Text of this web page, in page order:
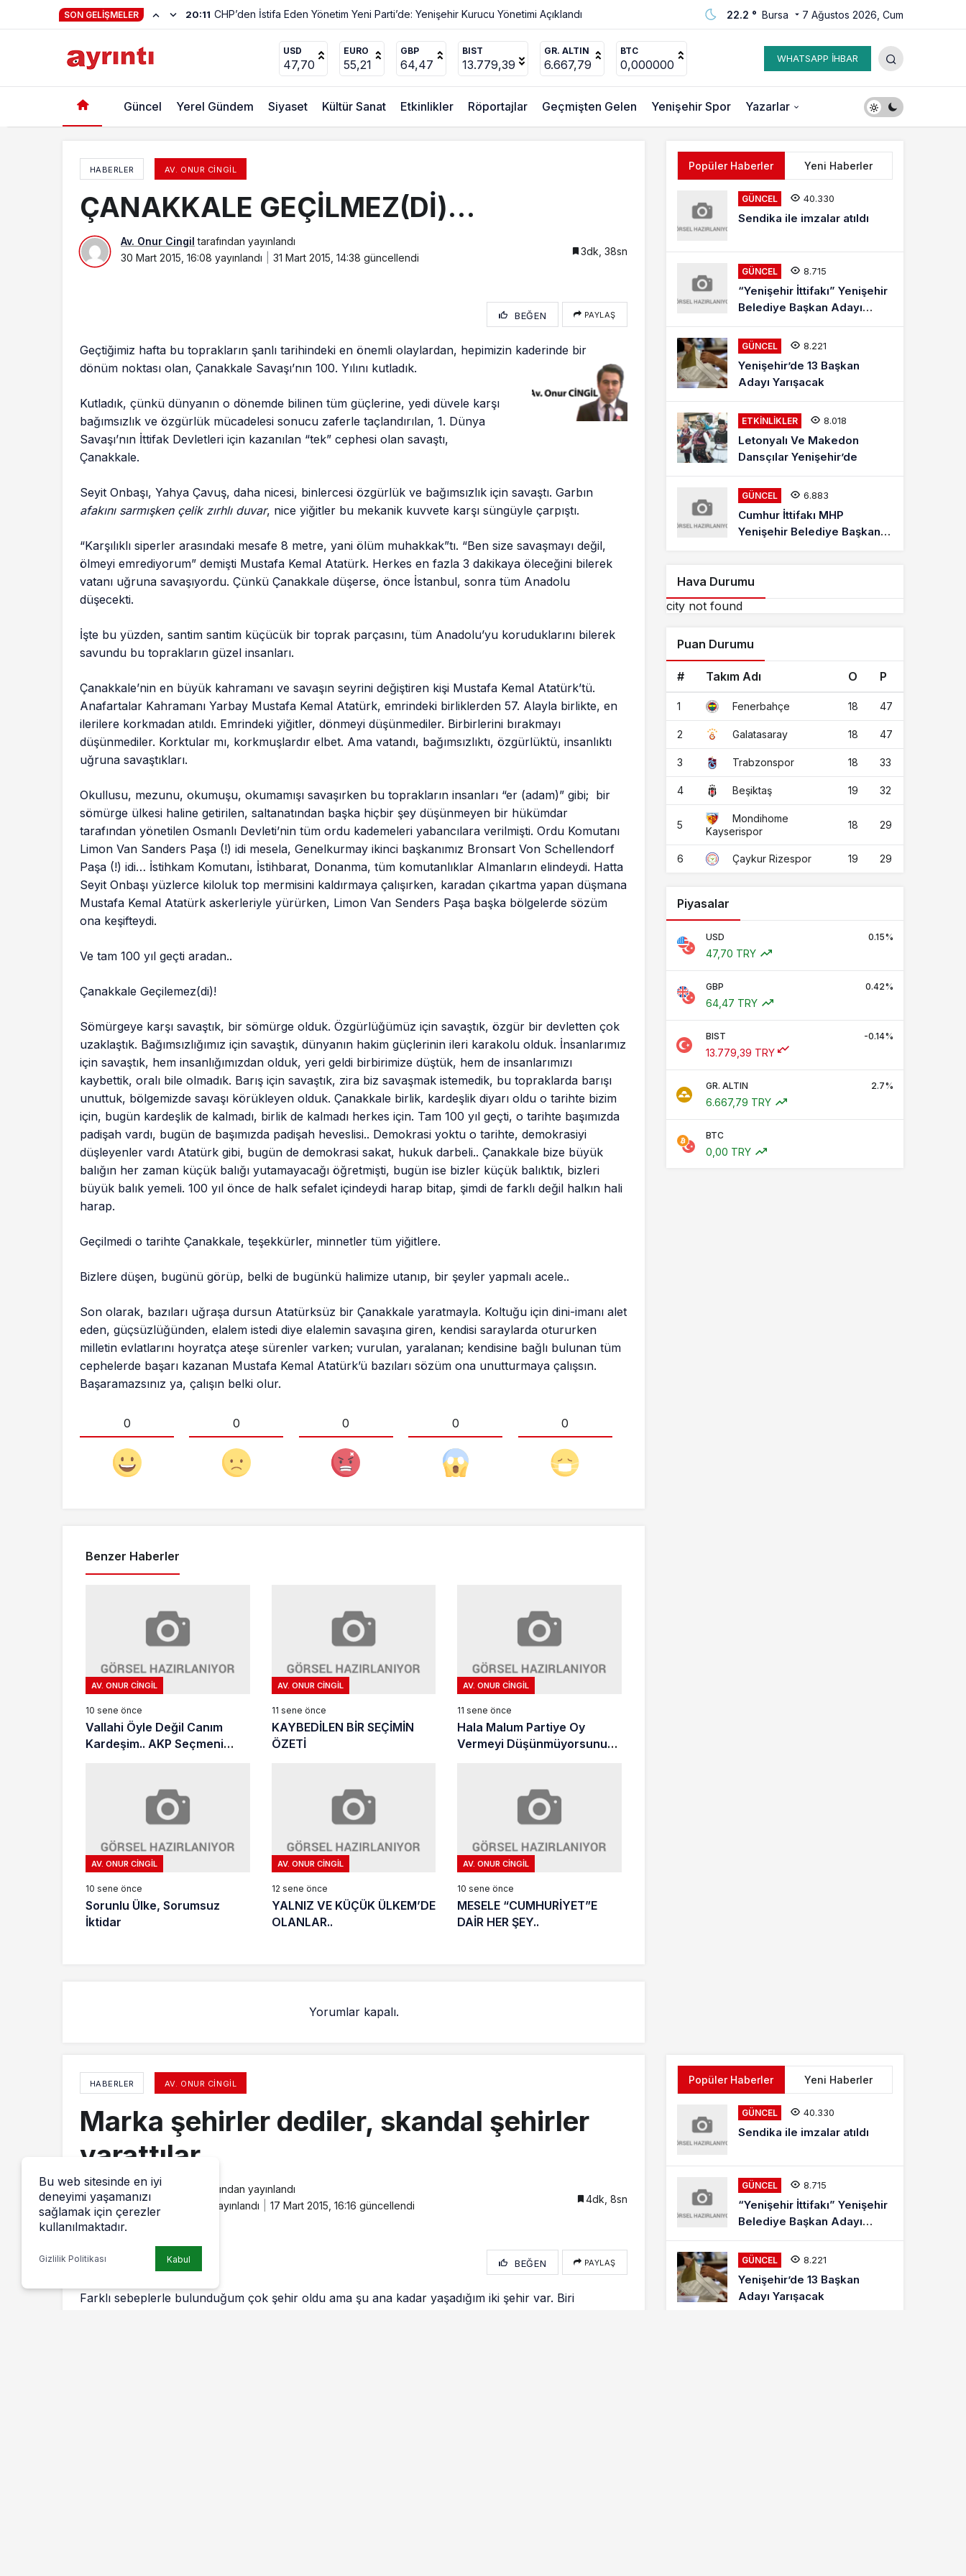
SON GELIŞMELER 22.2 ° Bursa 7 Ağustos 2026, Cum
USD
47,70
EURO
55,21
GBP
64,47
BIST
13.779,39
GR. ALTIN
6.667,79
BTC
0,000000 WHATSAPP İHBAR
Güncel Yerel Gündem Siyaset Kültür Sanat Etkinlikler Röportajlar Geçmişten Gelen Yenişehir Spor Yazarlar
HABERLER AV. ONUR CINGIL
ÇANAKKALE GEÇİLMEZ(Dİ)…
Av. Onur Cingil tarafından yayınlandı
30 Mart 2015, 16:08 yayınlandı 31 Mart 2015, 14:38 güncellendi
3dk, 38sn
BEĞEN PAYLAŞ
Geçtiğimiz hafta bu toprakların şanlı tarihindeki en önemli olaylardan, hepimizin kaderinde bir
dönüm noktası olan, Çanakkale Savaşı’nın 100. Yılını kutladık.
Kutladık, çünkü dünyanın o dönemde bilinen tüm güçlerine, yedi düvele karşı
bağımsızlık ve özgürlük mücadelesi sonucu zaferle taçlandırılan, 1. Dünya
Savaşı’nın İttifak Devletleri için kazanılan “tek” cephesi olan savaştı,
Çanakkale.
Seyit Onbaşı, Yahya Çavuş, daha nicesi, binlercesi özgürlük ve bağımsızlık için savaştı. Garbın
afakını sarmışken çelik zırhlı duvar, nice yiğitler bu mekanik kuvvete karşı süngüyle çarpıştı.
“Karşılıklı siperler arasındaki mesafe 8 metre, yani ölüm muhakkak”tı. “Ben size savaşmayı değil,
ölmeyi emrediyorum” demişti Mustafa Kemal Atatürk. Herkes en fazla 3 dakikaya öleceğini bilerek
vatanı uğruna savaşıyordu. Çünkü Çanakkale düşerse, önce İstanbul, sonra tüm Anadolu
düşecekti.
İşte bu yüzden, santim santim küçücük bir toprak parçasını, tüm Anadolu’yu koruduklarını bilerek
savundu bu toprakların güzel insanları.
Çanakkale’nin en büyük kahramanı ve savaşın seyrini değiştiren kişi Mustafa Kemal Atatürk’tü.
Anafartalar Kahramanı Yarbay Mustafa Kemal Atatürk, emrindeki birliklerden 57. Alayla birlikte, en
ilerilere korkmadan atıldı. Emrindeki yiğitler, dönmeyi düşünmediler. Birbirlerini bırakmayı
düşünmediler. Korktular mı, korkmuşlardır elbet. Ama vatandı, bağımsızlıktı, özgürlüktü, insanlıktı
uğruna savaştıkları.
Okullusu, mezunu, okumuşu, okumamışı savaşırken bu toprakların insanları “er (adam)” gibi; bir
sömürge ülkesi haline getirilen, saltanatından başka hiçbir şey düşünmeyen bir hükümdar
tarafından yönetilen Osmanlı Devleti’nin tüm ordu kademeleri yabancılara verilmişti. Ordu Komutanı
Limon Van Sanders Paşa (!) idi mesela, Genelkurmay ikinci başkanımız Bronsart Von Schellendorf
Paşa (!) idi… İstihkam Komutanı, İstihbarat, Donanma, tüm komutanlıklar Almanların elindeydi. Hatta
Seyit Onbaşı yüzlerce kiloluk top mermisini kaldırmaya çalışırken, karadan çıkartma yapan düşmana
Mustafa Kemal Atatürk askerleriyle yürürken, Limon Van Senders Paşa başka bölgelerde sözüm
ona keşifteydi.
Ve tam 100 yıl geçti aradan..
Çanakkale Geçilemez(di)!
Sömürgeye karşı savaştık, bir sömürge olduk. Özgürlüğümüz için savaştık, özgür bir devletten çok
uzaklaştık. Bağımsızlığımız için savaştık, dünyanın hakim güçlerinin ileri karakolu olduk. İnsanlarımız
için savaştık, hem insanlığımızdan olduk, yeri geldi birbirimize düştük, hem de insanlarımızı
kaybettik, oralı bile olmadık. Barış için savaştık, zira biz savaşmak istemedik, bu topraklarda barışı
unuttuk, bölgemizde savaşı körükleyen olduk. Çanakkale birlik, kardeşlik diyarı oldu o tarihte bizim
için, bugün kardeşlik de kalmadı, birlik de kalmadı herkes için. Tam 100 yıl geçti, o tarihte başımızda
padişah vardı, bugün de başımızda padişah heveslisi.. Demokrasi yoktu o tarihte, demokrasiyi
düşleyenler vardı Atatürk gibi, bugün de demokrasi sakat, hukuk darbeli.. Çanakkale bize büyük
balığın her zaman küçük balığı yutamayacağı öğretmişti, bugün ise bizler küçük balıktık, bizleri
büyük balık yemeli. 100 yıl önce de halk sefalet içindeydi harap bitap, şimdi de farklı değil halkın hali
harap.
Geçilmedi o tarihte Çanakkale, teşekkürler, minnetler tüm yiğitlere.
Bizlere düşen, bugünü görüp, belki de bugünkü halimize utanıp, bir şeyler yapmalı acele..
Son olarak, bazıları uğraşa dursun Atatürksüz bir Çanakkale yaratmayla. Koltuğu için dini-imanı alet
eden, güçsüzlüğünden, elalem istedi diye elalemin savaşına giren, kendisi saraylarda otururken
milletin evlatlarını hoyratça ateşe sürenler varken; vurulan, yaralanan; kendisine bağlı bulunan tüm
cephelerde başarı kazanan Mustafa Kemal Atatürk’ü bazıları sözüm ona unutturmaya çalışsın.
Başaramazsınız ya, çalışın belki olur.
0 0 0 0 0
Benzer Haberler
AV. ONUR CINGIL
10 sene önce
Vallahi Öyle Değil Canım
Kardeşim.. AKP Seçmeni
AV. ONUR CINGIL
11 sene önce
KAYBEDİLEN BİR SEÇİMİN
ÖZETİ
AV. ONUR CINGIL
11 sene önce
Hala Malum Partiye Oy
Vermeyi Düşünmüyorsunuz
AV. ONUR CINGIL
10 sene önce
Sorunlu Ülke, Sorumsuz
İktidar
AV. ONUR CINGIL
12 sene önce
YALNIZ VE KÜÇÜK ÜLKEM’DE
OLANLAR..
AV. ONUR CINGIL
10 sene önce
MESELE “CUMHURİYET”E
DAİR HER ŞEY..
Yorumlar kapalı.
Popüler Haberler Yeni Haberler
GÜNCEL 40.330
Sendika ile imzalar atıldı
GÜNCEL 8.715
“Yenişehir İttifakı” Yenişehir
Belediye Başkan Adayı
Mehmet Kaya Röportajı
GÜNCEL 8.221
Yenişehir’de 13 Başkan
Adayı Yarışacak
ETKINLIKLER 8.018
Letonyalı Ve Makedon
Dansçılar Yenişehir’de
GÜNCEL 6.883
Cumhur İttifakı MHP
Yenişehir Belediye Başkan
Hava Durumu
city not found
Puan Durumu
# Takım Adı O P
1 Fenerbahçe 18 47
2 Galatasaray 18 47
3 Trabzonspor 18 33
4 Beşiktaş 19 32
5
Mondihome
Kayserispor
18 29
6 Çaykur Rizespor 19 29
Piyasalar
USD 0.15%
47,70 TRY
GBP 0.42%
64,47 TRY
BIST -0.14%
13.779,39 TRY
GR. ALTIN 2.7%
6.667,79 TRY
BTC
0,00 TRY
HABERLER AV. ONUR CINGIL
Marka şehirler dediler, skandal şehirler
yarattılar
Av. Onur Cingil
tarafından yayınlandı
16 Mart 2015, 10:26
yayınlandı 17 Mart 2015, 16:16 güncellendi
4dk, 8sn
BEĞEN PAYLAŞ
Farklı sebeplerle bulunduğum çok şehir oldu ama şu ana kadar yaşadığım iki şehir var. Biri
Marka şehirler dediler, skandal şehirler yarattılar
Popüler Haberler Yeni Haberler
GÜNCEL 40.330
Sendika ile imzalar atıldı
GÜNCEL 8.715
“Yenişehir İttifakı” Yenişehir
Belediye Başkan Adayı
Mehmet Kaya Röportajı
GÜNCEL 8.221
Yenişehir’de 13 Başkan
Adayı Yarışacak
Bu web sitesinde en iyi
deneyimi yaşamanızı
sağlamak için çerezler
kullanılmaktadır.
Gizlilik Politikası Kabul